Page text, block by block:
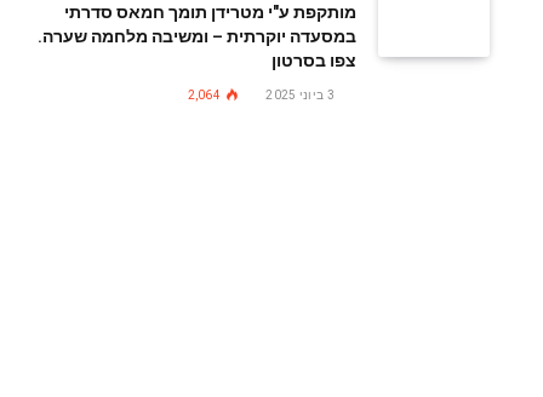
מותקפת ע"י מטרידן תומך חמאס סדרתי
במסעדה יוקרתית – ומשיבה מלחמה שערה.
צפו בסרטון
3 ביוני 2025 2,064